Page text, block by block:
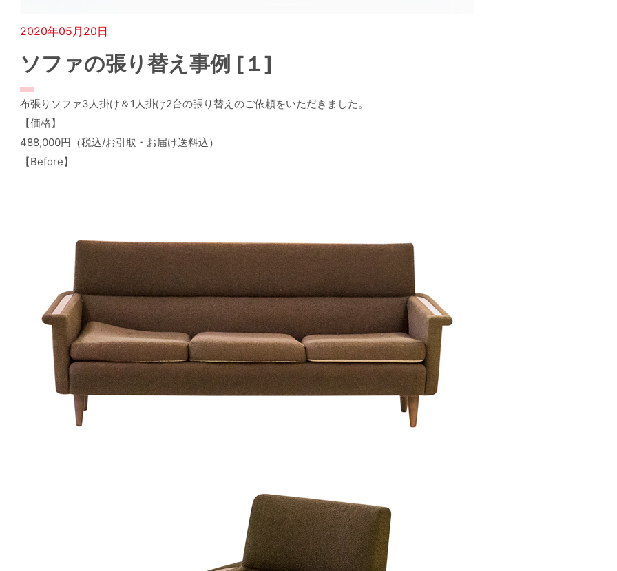
2020年05月20日
ソファの張り替え事例 [１]
布張りソファ3人掛け＆1人掛け2台の張り替えのご依頼をいただきました。
【価格】
488,000円（税込/お引取・お届け送料込）
【Before】